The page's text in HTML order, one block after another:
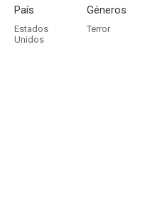
País
Estados
Unidos
Géneros
Terror